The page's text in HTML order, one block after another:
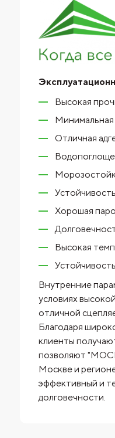
Высокая
Минимальная
Отличная
Хорошая
Высокая
Внутренние
условиях
отличной
Благодаря
клиенты
позволяют
Москве и
эффективный и
долговечности.